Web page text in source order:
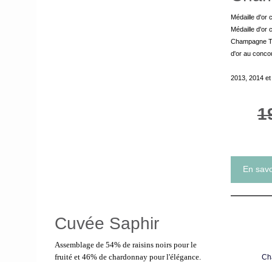
Médaille d'or
Médaille d'or
Champagne
d'or au
2013, 2014
En
Cuvée Saphir
Assemblage de 54% de raisins noirs pour le
fruité et 46% de chardonnay pour l'élégance.